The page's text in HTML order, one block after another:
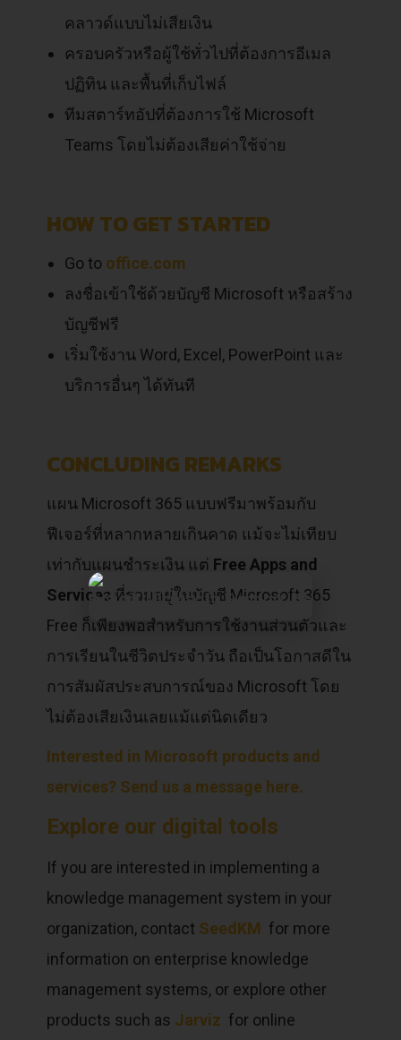
คลาวด์แบบไม่เสียเงิน
ครอบครัวหรือผู้ใช้ทั่วไปที่ต้องการอีเมล
ปฏิทิน และพื้นที่เก็บไฟล์
ทีมสตาร์ทอัปที่ต้องการใช้ Microsoft
Teams โดยไม่ต้องเสียค่าใช้จ่าย
HOW TO GET STARTED
Go to office.com
ลงชื่อเข้าใช้ด้วยบัญชี Microsoft หรือสร้าง
บัญชีฟรี
เริ่มใช้งาน Word, Excel, PowerPoint และ
บริการอื่นๆ ได้ทันที
CONCLUDING REMARKS
แผน Microsoft 365 แบบฟรีมาพร้อมกับ
ฟีเจอร์ที่หลากหลายเกินคาด แม้จะไม่เทียบ
เท่ากับแผนชำระเงิน แต่ Free Apps and
Services ที่รวมอยู่ในบัญชี Microsoft 365
Free ก็เพียงพอสำหรับการใช้งานส่วนตัวและ
การเรียนในชีวิตประจำวัน ถือเป็นโอกาสดีใน
การสัมผัสประสบการณ์ของ Microsoft โดย
ไม่ต้องเสียเงินเลยแม้แต่นิดเดียว
Interested in Microsoft products and
services? Send us a message here.
Explore our digital tools
If you are interested in implementing a
knowledge management system in your
organization, contact SeedKM for more
information on enterprise knowledge
management systems, or explore other
products such as Jarviz for online